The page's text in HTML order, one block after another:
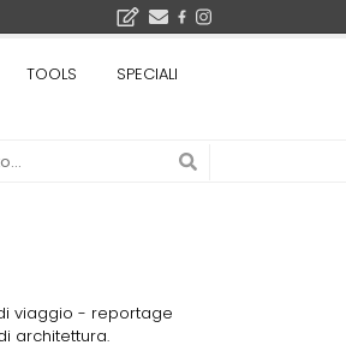
TOOLS SPECIALI
viaggio - reportage
architettura.